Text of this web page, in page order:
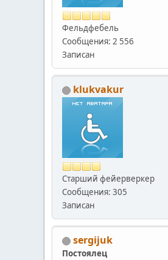
Фельдфебель
Сообщения: 2 556
Записан
klukvakur
Старший фейерверкер
Сообщения: 305
Записан
sergijuk
Постоялец